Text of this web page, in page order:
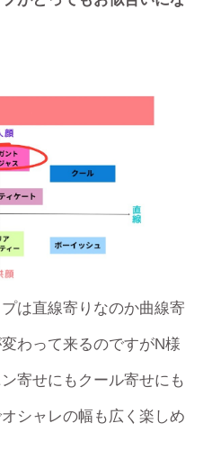
は直線寄りなのか曲線寄
わって来るのですがN様
寄せにもクール寄せにも
シャレの幅も広く楽しめ